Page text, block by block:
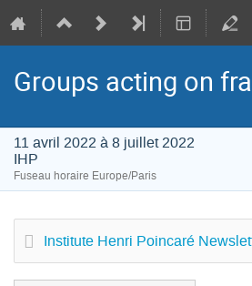
Groups acting on
11 avril 2022 à 8 juillet 2022
IHP
Fuseau horaire Europe/Paris
Institute Henri Poincaré